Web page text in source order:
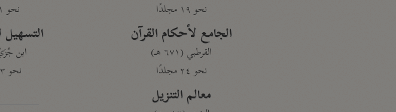
نحو ١٩ مجلدًا
الجامع لأحكام القرآن
القرطبي (٦٧١ هـ)
نحو ٢٤ مجلدًا
معالم التنزيل
نحو ١١ مجلدًا
التسهيل
ابن جُزَيّ
نحو ٣ مجلدات